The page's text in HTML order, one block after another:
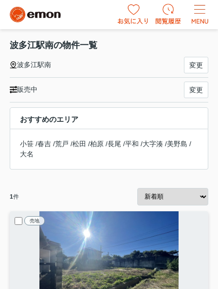
波多江駅南の物件一覧
波多江駅南 変更
販売中 変更
おすすめのエリア
小笹 /春吉 /荒戸 /松田 /柏原 /長尾 /平和 /大字湊 /美野島 /
大名
1件
売地